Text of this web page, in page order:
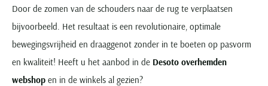
Door de zomen van de schouders naar de rug te verplaatsen
bijvoorbeeld. Het resultaat is een revolutionaire, optimale
bewegingsvrijheid en draaggenot zonder in te boeten op pasvorm
en kwaliteit! Heeft u het aanbod in de Desoto overhemden
webshop en in de winkels al gezien?